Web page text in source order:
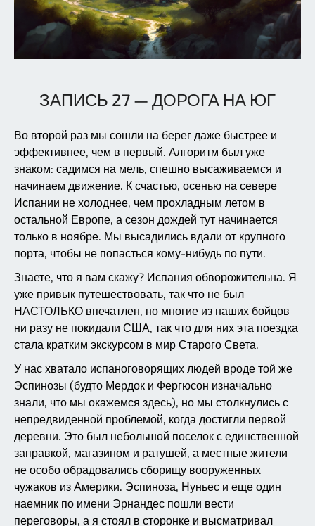
ЗАПИСЬ 27 — ДОРОГА НА ЮГ
Во второй раз мы сошли на берег даже быстрее и
эффективнее, чем в первый. Алгоритм был уже
знаком: садимся на мель, спешно высаживаемся и
начинаем движение. К счастью, осенью на севере
Испании не холоднее, чем прохладным летом в
остальной Европе, а сезон дождей тут начинается
только в ноябре. Мы высадились вдали от крупного
порта, чтобы не попасться кому-нибудь по пути.
Знаете, что я вам скажу? Испания обворожительна. Я
уже привык путешествовать, так что не был
НАСТОЛЬКО впечатлен, но многие из наших бойцов
ни разу не покидали США, так что для них эта поездка
стала кратким экскурсом в мир Старого Света.
У нас хватало испаноговорящих людей вроде той же
Эспинозы (будто Мердок и Фергюсон изначально
знали, что мы окажемся здесь), но мы столкнулись с
непредвиденной проблемой, когда достигли первой
деревни. Это был небольшой поселок с единственной
заправкой, магазином и ратушей, а местные жители
не особо обрадовались сборищу вооруженных
чужаков из Америки. Эспиноза, Нуньес и еще один
наемник по имени Эрнандес пошли вести
переговоры, а я стоял в сторонке и высматривал